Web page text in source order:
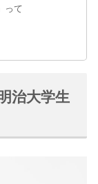
って
治大学生